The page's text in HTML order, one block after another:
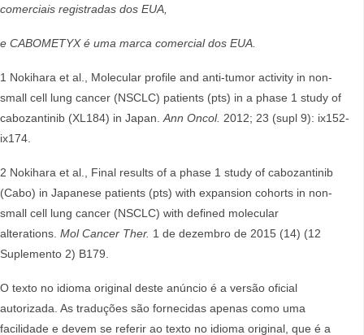
comerciais registradas dos EUA,
e CABOMETYX é uma marca comercial dos EUA.
1 Nokihara et al., Molecular profile and anti-tumor activity in non-
small cell lung cancer (NSCLC) patients (pts) in a phase 1 study of
cabozantinib (XL184) in Japan.Ann Oncol. 2012; 23 (supl 9): ix152-
ix174.
2 Nokihara et al., Final results of a phase 1 study of cabozantinib
(Cabo) in Japanese patients (pts) with expansion cohorts in non-
small cell lung cancer (NSCLC) with defined molecular
alterations. Mol Cancer Ther. 1 de dezembro de 2015 (14) (12
Suplemento 2) B179.
O texto no idioma original deste anúncio é a versão oficial
autorizada. As traduções são fornecidas apenas como uma
facilidade e devem se referir ao texto no idioma original, que é a